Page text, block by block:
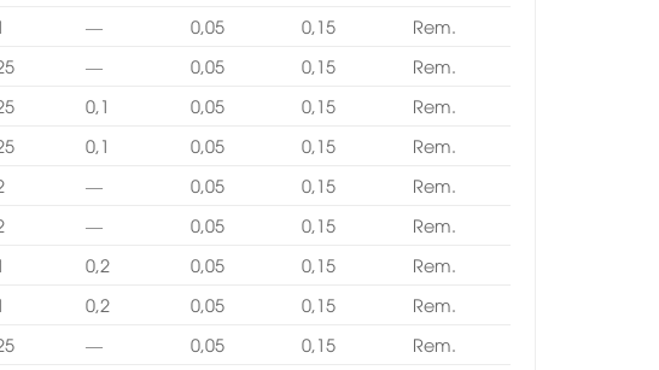
— 0,05 0,15
Rem.
— 0,05 0,15
Rem.
0,1 0,05 0,15
Rem.
0,1 0,05 0,15
Rem.
— 0,05 0,15
Rem.
— 0,05 0,15
Rem.
0,2 0,05 0,15
Rem.
0,2 0,05 0,15
Rem.
— 0,05 0,15
Rem.